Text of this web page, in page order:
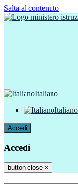
Salta al contenuto
Italiano
Italiano
Accedi
Accedi
button close ×